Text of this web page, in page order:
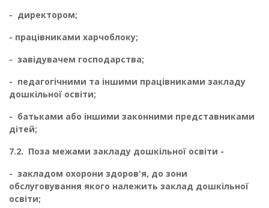
- директором;
- працівниками харчоблоку;
- завідувачем господарства;
- педагогічними та іншими працівниками закладу
дошкільної освіти;
- батьками або іншими законними представниками
дітей;
7.2. Поза межами закладу дошкільної освіти -
- закладом охорони здоров'я, до зони
обслуговування якого належить заклад до­шкільної
освіти;